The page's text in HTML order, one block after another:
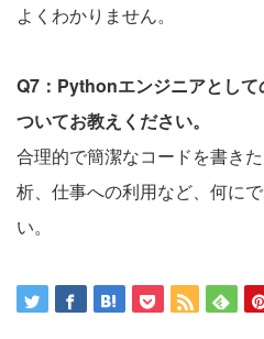
よくわかりません。
Q7：Pythonエンジニアとし
ついてお教えください。
合理的で簡潔なコードを書き
析、仕事への利用など、何に
い。